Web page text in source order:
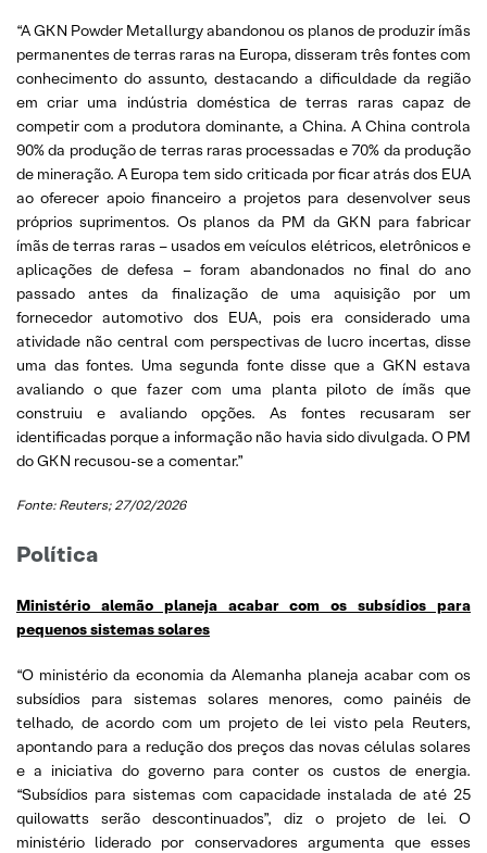
“A GKN Powder Metallurgy abandonou os planos de produzir ímãs
permanentes de terras raras na Europa, disseram três fontes com
conhecimento do assunto, destacando a dificuldade da região
em criar uma indústria doméstica de terras raras capaz de
competir com a produtora dominante, a China. A China controla
90% da produção de terras raras processadas e 70% da produção
de mineração. A Europa tem sido criticada por ficar atrás dos EUA
ao oferecer apoio financeiro a projetos para desenvolver seus
próprios suprimentos. Os planos da PM da GKN para fabricar
ímãs de terras raras – usados em veículos elétricos, eletrônicos e
aplicações de defesa – foram abandonados no final do ano
passado antes da finalização de uma aquisição por um
fornecedor automotivo dos EUA, pois era considerado uma
atividade não central com perspectivas de lucro incertas, disse
uma das fontes. Uma segunda fonte disse que a GKN estava
avaliando o que fazer com uma planta piloto de ímãs que
construiu e avaliando opções. As fontes recusaram ser
identificadas porque a informação não havia sido divulgada. O PM
do GKN recusou-se a comentar.”
Fonte: Reuters; 27/02/2026
Política
Ministério alemão planeja acabar com os subsídios para
pequenos sistemas solares
“O ministério da economia da Alemanha planeja acabar com os
subsídios para sistemas solares menores, como painéis de
telhado, de acordo com um projeto de lei visto pela Reuters,
apontando para a redução dos preços das novas células solares
e a iniciativa do governo para conter os custos de energia.
“Subsídios para sistemas com capacidade instalada de até 25
quilowatts serão descontinuados”, diz o projeto de lei. O
ministério liderado por conservadores argumenta que esses